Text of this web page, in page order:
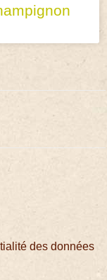
des données